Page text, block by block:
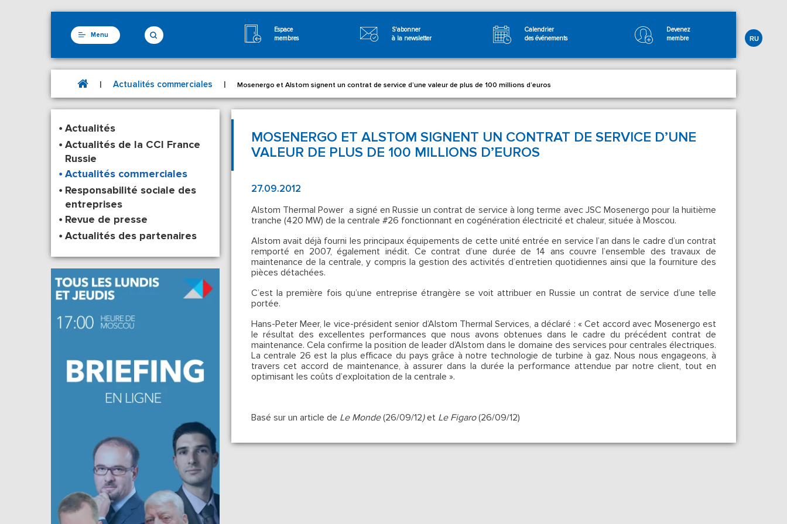
Menu
Espace
membres
S'abonner
à la newsletter
Calendrier
des événements
Devenez
membre
RU
| Actualités commerciales | Mosenergo et Alstom signent un contrat de service d’une valeur de plus de 100 millions d’euros
Actualités
Actualités de la CCI France
Russie
Actualités commerciales
Responsabilité sociale des
entreprises
Revue de presse
Actualités des partenaires
MOSENERGO ET ALSTOM SIGNENT UN CONTRAT DE SERVICE D’UNE
VALEUR DE PLUS DE 100 MILLIONS D’EUROS
27.09.2012
Alstom Thermal Power a signé en Russie un contrat de service à long terme avec JSC Mosenergo pour la huitième
tranche (420 MW) de la centrale #26 fonctionnant en cogénération électricité et chaleur, située à Moscou.
Alstom avait déjà fourni les principaux équipements de cette unité entrée en service l’an dans le cadre d’un contrat
remporté en 2007, également inédit. Ce contrat d’une durée de 14 ans couvre l’ensemble des travaux de
maintenance de la centrale, y compris la gestion des activités d’entretien quotidiennes ainsi que la fourniture des
pièces détachées.
C’est la première fois qu’une entreprise étrangère se voit attribuer en Russie un contrat de service d’une telle
portée.
Hans-Peter Meer, le vice-président senior d’Alstom Thermal Services, a déclaré : « Cet accord avec Mosenergo est
le résultat des excellentes performances que nous avons obtenues dans le cadre du précédent contrat de
maintenance. Cela confirme la position de leader d’Alstom dans le domaine des services pour centrales électriques.
La centrale 26 est la plus efficace du pays grâce à notre technologie de turbine à gaz. Nous nous engageons, à
travers cet accord de maintenance, à assurer dans la durée la performance attendue par notre client, tout en
optimisant les coûts d’exploitation de la centrale ».
Basé sur un article de Le Monde(26/09/12)et Le Figaro(26/09/12)